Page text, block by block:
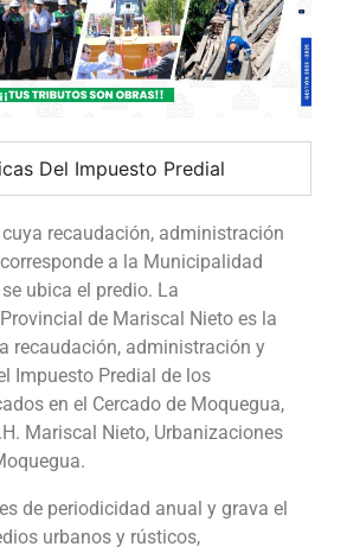
Del Impuesto Predial
recaudación, administración
a la Municipalidad
ubica el predio. La
de Mariscal Nieto es la
recaudación, administración y
Impuesto Predial de los
en el Cercado de Moquegua,
Mariscal Nieto, Urbanizaciones
de periodicidad anual y grava el
urbanos y rústicos,